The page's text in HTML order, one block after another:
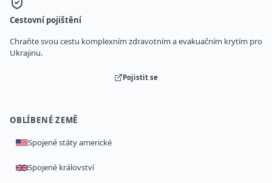
Cestovní pojištění
Chraňte svou cestu komplexním zdravotním a evakuačním krytím pro
Ukrajinu.
Pojistit se
OBLÍBENÉ ZEMĚ
Spojené státy americké
Spojené království